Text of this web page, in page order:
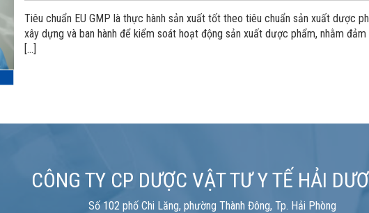
Tiêu chuẩn EU GMP là thực hành sản xuất tốt theo tiêu chuẩn sản xuất dược
xây dựng và ban hành để kiểm soát hoạt động sản xuất dược phẩm, nhằm
[…]
CÔNG TY CP DƯỢC VẬT TƯ Y TẾ HẢI
Số 102 phố Chi Lăng, phường Thành Đông, Tp. Hải Phòng